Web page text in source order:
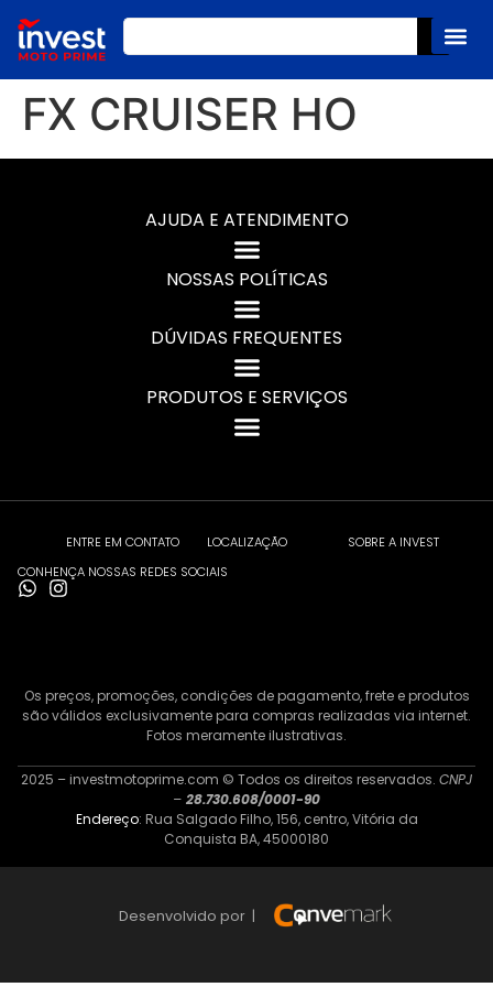
FX CRUISER HO
AJUDA E ATENDIMENTO
NOSSAS POLÍTICAS
DÚVIDAS FREQUENTES
PRODUTOS E SERVIÇOS
ENTRE EM CONTATO LOCALIZAÇÃO
SOBRE A INVEST
CONHENÇA NOSSAS REDES SOCIAIS
Os preços, promoções, condições de pagamento, frete e produtos
são válidos exclusivamente para compras realizadas via internet.
Fotos meramente ilustrativas.
2025 – investmotoprime.com © Todos os direitos reservados. CNPJ
– 28.730.608/0001-90
Endereço: Rua Salgado Filho, 156, centro, Vitória da
Conquista BA, 45000180
Desenvolvido por |